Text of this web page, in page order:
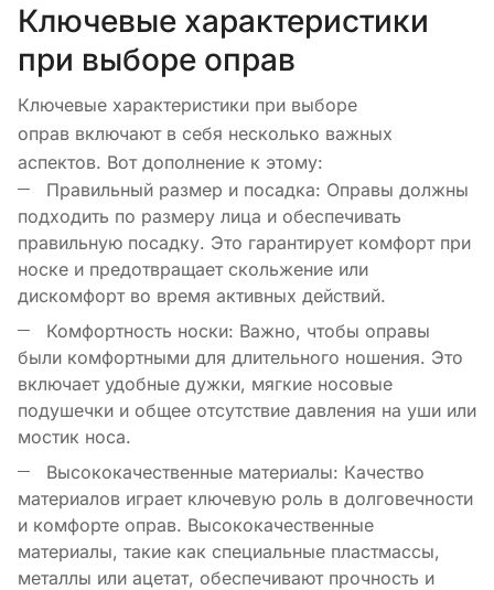
Ключевые характеристики
при выборе оправ
Ключевые характеристики при выборе
оправ включают в себя несколько важных
аспектов. Вот дополнение к этому:
Правильный размер и посадка: Оправы должны
подходить по размеру лица и обеспечивать
правильную посадку. Это гарантирует комфорт при
носке и предотвращает скольжение или
дискомфорт во время активных действий.
Комфортность носки: Важно, чтобы оправы
были комфортными для длительного ношения. Это
включает удобные дужки, мягкие носовые
подушечки и общее отсутствие давления на уши или
мостик носа.
Высококачественные материалы: Качество
материалов играет ключевую роль в долговечности
и комфорте оправ. Высококачественные
материалы, такие как специальные пластмассы,
металлы или ацетат, обеспечивают прочность и